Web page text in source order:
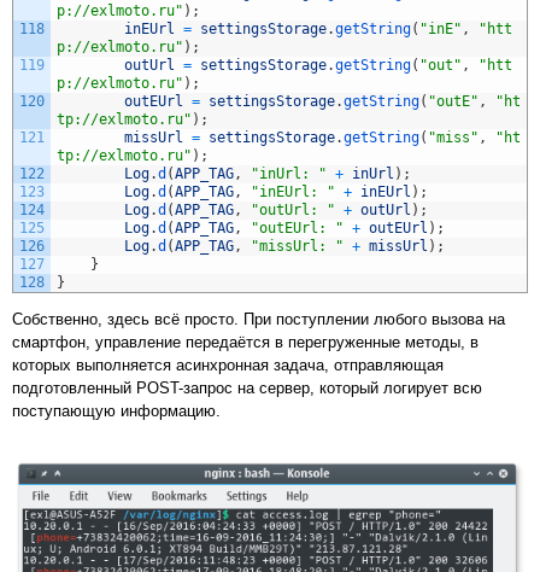
118
119
120
121
122
123
124
125
126
127
128
p://exlmoto.ru" ) ;
inEUrl = settingsStorage.getString( "inE" ,
"htt
p://exlmoto.ru" ) ;
outUrl = settingsStorage.getString( "out" ,
"htt
p://exlmoto.ru" ) ;
outEUrl = settingsStorage.getString( "outE" ,
"ht
tp://exlmoto.ru" ) ;
missUrl = settingsStorage.getString( "miss" ,
"ht
tp://exlmoto.ru" ) ;
Log.d (APP_TAG, "inUrl: " + inUrl ) ;
Log.d (APP_TAG, "inEUrl: " + inEUrl ) ;
Log.d (APP_TAG, "outUrl: " + outUrl ) ;
Log.d (APP_TAG, "outEUrl: " + outEUrl ) ;
Log.d (APP_TAG, "missUrl: " + missUrl ) ;
}
}
Собственно, здесь всё просто. При поступлении любого вызова на
смартфон, управление передаётся в перегруженные методы, в
которых выполняется асинхронная задача, отправляющая
подготовленный POST-запрос на сервер, который логирует всю
поступающую информацию.